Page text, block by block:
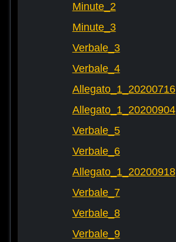
Minute_2
Minute_3
Verbale_3
Verbale_4
Allegato_1_20200716
Allegato_1_20200904
Verbale_5
Verbale_6
Allegato_1_20200918
Verbale_7
Verbale_8
Verbale_9